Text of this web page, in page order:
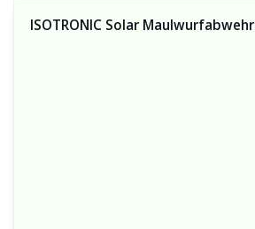
ISOTRONIC Solar Maulwurfabwehr